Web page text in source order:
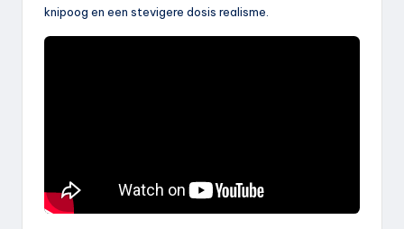
knipoog en een stevigere dosis realisme.